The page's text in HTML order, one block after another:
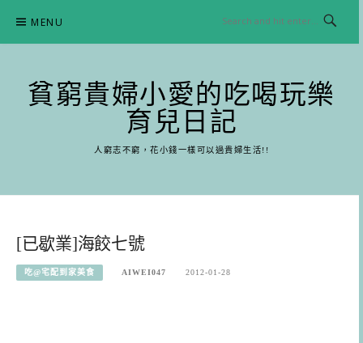
content
MENU
貧窮貴婦小愛的吃喝玩樂
育兒日記
人窮志不窮，花小錢一樣可以過貴婦生活!!
[已歇業]海餃七號
吃@宅配到家美食 AIWEI047 2012-01-28